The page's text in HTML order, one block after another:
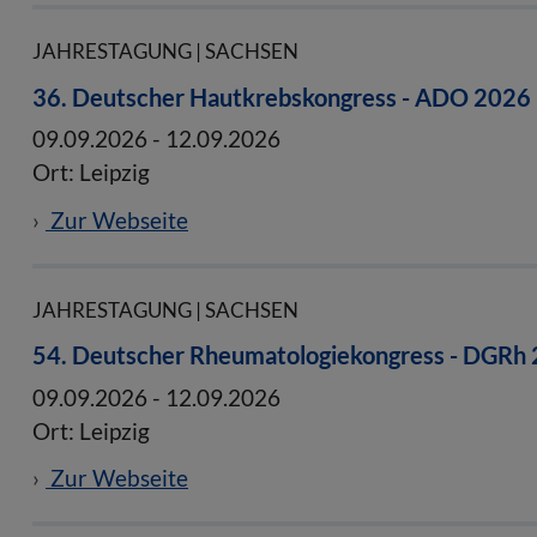
JAHRESTAGUNG | SACHSEN
36. Deutscher Hautkrebskongress - ADO 2026
09.09.2026 - 12.09.2026
Ort: Leipzig
Zur Webseite
JAHRESTAGUNG | SACHSEN
54. Deutscher Rheumatologiekongress - DGRh
09.09.2026 - 12.09.2026
Ort: Leipzig
Zur Webseite